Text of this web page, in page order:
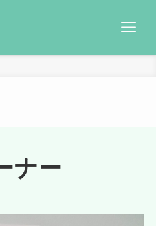
ナー